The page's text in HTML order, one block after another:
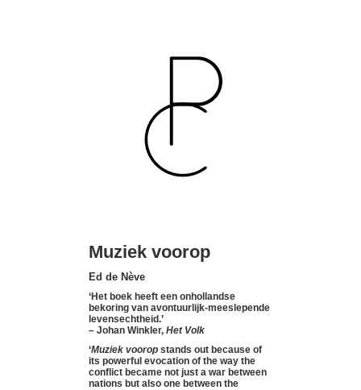
Muziek voorop
Ed de Nève
‘Het boek heeft een onhollandse
bekoring van avontuurlijk-meeslepende
levensechtheid.’
– Johan Winkler, Het Volk
‘Muziek voorop stands out because of
its powerful evocation of the way the
conflict became not just a war between
nations but also one between the